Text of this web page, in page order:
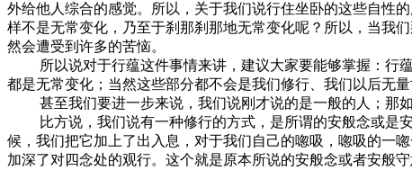
外给他人综合的感觉。所以，关于我们说行住坐卧的这些自性
样不是无常变化，乃至于刹那刹那地无常变化呢？所以，当我
然会遭受到许多的苦恼。
所以说对于行蕴这件事情来讲，建议大家要能够掌握：行蕴
都是无常变化；当然这些部分都不会是我们修行、我们以后无
甚至我们要进一步来说，我们说刚才说的是一般的人；那如
比方说，我们说有一种修行的方式，是所谓的安般念或是安
候，我们把它加上了出入息，对于我们自己的唿吸，唿吸的一
加深了对四念处的观行。这个就是原本所说的安般念或者安般